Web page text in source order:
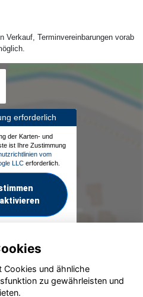
Verkauf, Terminvereinbarungen vorab
erforderlich
der Karten- und
ist Ihre Zustimmung
vom
LLC erforderlich.
GmbH 2020 - 2026
Cookies und ähnliche
zu gewährleisten und